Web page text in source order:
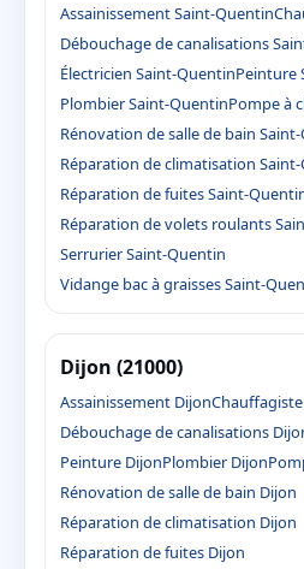
Assainissement Saint-Quentin
Débouchage de canalisations
Électricien Saint-QuentinPeinture
Plombier Saint-QuentinPompe à
Rénovation de salle de bain
Réparation de climatisation
Réparation de fuites Saint-
Réparation de volets roulants
Serrurier Saint-Quentin
Vidange bac à graisses Saint-
Dijon (21000)
Assainissement Dijon
Débouchage de canalisations
Peinture DijonPlombier Dijon
Rénovation de salle de bain Dijon
Réparation de climatisation Dijon
Réparation de fuites Dijon